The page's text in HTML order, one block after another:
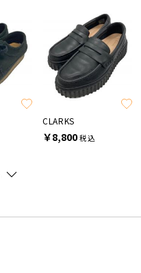
CLARKS
￥8,800税込